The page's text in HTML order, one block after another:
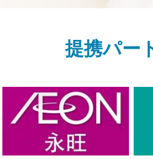
提携パー